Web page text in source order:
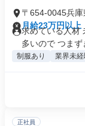
〒654-0045兵
月給23万円以上
求めている人材
多いので つまず
制服あり 業界未
正社員